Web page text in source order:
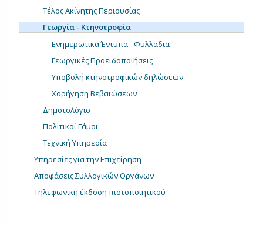
Τέλος Ακίνητης Περιουσίας
Γεωργία - Κτηνοτροφία
Ενημερωτικά Έντυπα - Φυλλάδια
Γεωργικές Προειδοποιήσεις
Υποβολή κτηνοτροφικών δηλώσεων
Χορήγηση Βεβαιώσεων
Δημοτολόγιο
Πολιτικοί Γάμοι
Τεχνική Υπηρεσία
Υπηρεσίες για την Επιχείρηση
Αποφάσεις Συλλογικών Οργάνων
Τηλεφωνική έκδοση πιστοποιητικού